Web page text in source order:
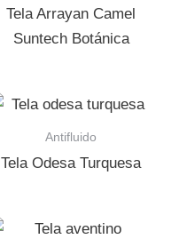
Tela Arrayan Camel
Suntech Botánica
Antifluido
Tela Odesa Turquesa